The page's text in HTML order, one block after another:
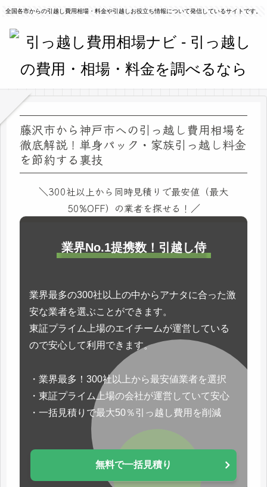
全国各市からの引越し費用相場・料金や引越しお役立ち情報について発信しているサイトです。
藤沢市から神戸市への引っ越し費用相場を
徹底解説！単身パック・家族引っ越し料金
を節約する裏技
＼300社以上から同時見積りで最安値（最大
50%OFF）の業者を探せる！／
業界No.1提携数！引越し侍
業界最多の300社以上の中からアナタに合った激
安な業者を選ぶことができます。
東証プライム上場のエイチームが運営している
ので安心して利用できます。
・業界最多！300社以上から最安値業者を選択
・東証プライム上場の会社が運営していて安心
・一括見積りで最大50％引っ越し費用を削減
無料で一括見積り